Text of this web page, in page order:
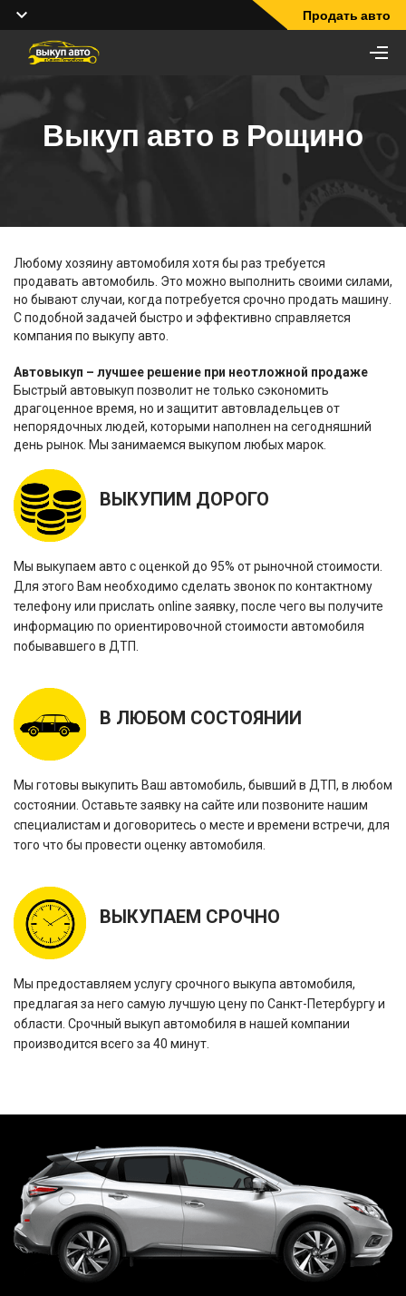
Продать авто
Выкуп авто в Рощино
Любому хозяину автомобиля хотя бы раз требуется
продавать автомобиль. Это можно выполнить своими силами,
но бывают случаи, когда потребуется срочно продать машину.
С подобной задачей быстро и эффективно справляется
компания по выкупу авто.
Автовыкуп – лучшее решение при неотложной продаже
Быстрый автовыкуп позволит не только сэкономить
драгоценное время, но и защитит автовладельцев от
непорядочных людей, которыми наполнен на сегодняшний
день рынок. Мы занимаемся выкупом любых марок.
ВЫКУПИМ ДОРОГО
Мы выкупаем авто с оценкой до 95% от рыночной стоимости.
Для этого Вам необходимо сделать звонок по контактному
телефону или прислать online заявку, после чего вы получите
информацию по ориентировочной стоимости автомобиля
побывавшего в ДТП.
В ЛЮБОМ СОСТОЯНИИ
Мы готовы выкупить Ваш автомобиль, бывший в ДТП, в любом
состоянии. Оставьте заявку на сайте или позвоните нашим
специалистам и договоритесь о месте и времени встречи, для
того что бы провести оценку автомобиля.
ВЫКУПАЕМ СРОЧНО
Мы предоставляем услугу срочного выкупа автомобиля,
предлагая за него самую лучшую цену по Санкт-Петербургу и
области. Срочный выкуп автомобиля в нашей компании
производится всего за 40 минут.